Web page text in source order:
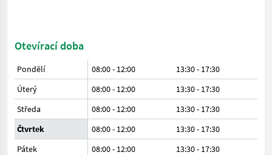
Otevírací doba
Pondělí 08:00 - 12:00
13:30 - 17:30
Úterý
08:00 - 12:00
13:30 - 17:30
Středa
08:00 - 12:00
13:30 - 17:30
Čtvrtek
08:00 - 12:00
13:30 - 17:30
Pátek
08:00 - 12:00
13:30 - 17:30